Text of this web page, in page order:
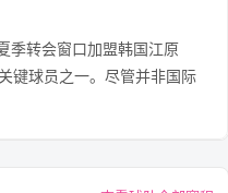
季转会窗口加盟韩国江原
键球员之一。尽管并非国际